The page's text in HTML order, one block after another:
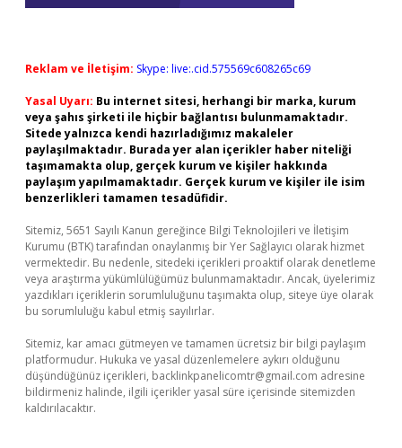
Reklam ve İletişim: Skype: live:.cid.575569c608265c69
Yasal Uyarı: Bu internet sitesi, herhangi bir marka, kurum
veya şahıs şirketi ile hiçbir bağlantısı bulunmamaktadır.
Sitede yalnızca kendi hazırladığımız makaleler
paylaşılmaktadır. Burada yer alan içerikler haber niteliği
taşımamakta olup, gerçek kurum ve kişiler hakkında
paylaşım yapılmamaktadır. Gerçek kurum ve kişiler ile isim
benzerlikleri tamamen tesadüfidir.
Sitemiz, 5651 Sayılı Kanun gereğince Bilgi Teknolojileri ve İletişim
Kurumu (BTK) tarafından onaylanmış bir Yer Sağlayıcı olarak hizmet
vermektedir. Bu nedenle, sitedeki içerikleri proaktif olarak denetleme
veya araştırma yükümlülüğümüz bulunmamaktadır. Ancak, üyelerimiz
yazdıkları içeriklerin sorumluluğunu taşımakta olup, siteye üye olarak
bu sorumluluğu kabul etmiş sayılırlar.
Sitemiz, kar amacı gütmeyen ve tamamen ücretsiz bir bilgi paylaşım
platformudur. Hukuka ve yasal düzenlemelere aykırı olduğunu
düşündüğünüz içerikleri, backlinkpanelicomtr@gmail.com adresine
bildirmeniz halinde, ilgili içerikler yasal süre içerisinde sitemizden
kaldırılacaktır.